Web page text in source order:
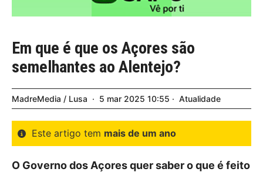
Em que é que os Açores são
semelhantes ao Alentejo?
MadreMedia / Lusa 5 mar 2025 10:55 Atualidade
Este artigo tem mais de um ano
O Governo dos Açores quer saber o que é feito